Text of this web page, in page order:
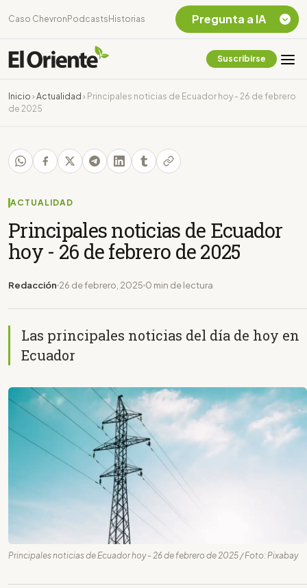
Caso Chevron Podcasts Historias
Suscribirse
Inicio › Actualidad › Principales noticias de Ecuador hoy - 26 de febrero
de 2025
ACTUALIDAD
Principales noticias de Ecuador
hoy - 26 de febrero de 2025
Redacción 26 de febrero, 2025 0 min de lectura
Las principales noticias del día de hoy en
Ecuador
Principales noticias de Ecuador hoy - 26 de febrero de 2025 / Foto: Pixabay
Pregunta a IA
Chevron Ecuador